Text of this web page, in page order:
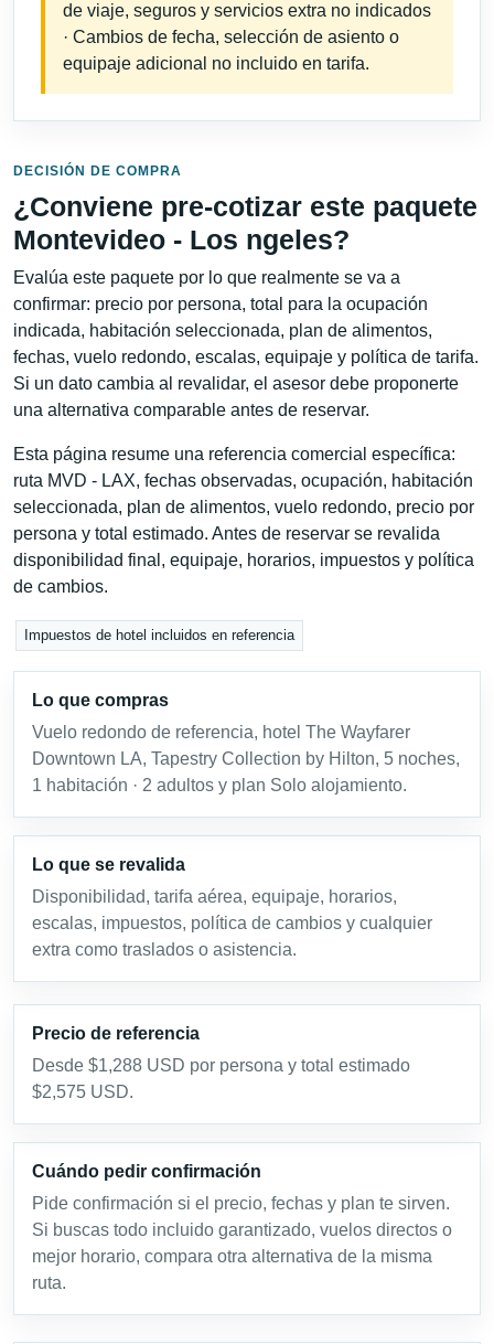
de viaje, seguros y servicios extra no indicados
· Cambios de fecha, selección de asiento o
equipaje adicional no incluido en tarifa.
DECISIÓN DE COMPRA
¿Conviene pre-cotizar este paquete
Montevideo - Los ngeles?
Evalúa este paquete por lo que realmente se va a
confirmar: precio por persona, total para la ocupación
indicada, habitación seleccionada, plan de alimentos,
fechas, vuelo redondo, escalas, equipaje y política de tarifa.
Si un dato cambia al revalidar, el asesor debe proponerte
una alternativa comparable antes de reservar.
Esta página resume una referencia comercial específica:
ruta MVD - LAX, fechas observadas, ocupación, habitación
seleccionada, plan de alimentos, vuelo redondo, precio por
persona y total estimado. Antes de reservar se revalida
disponibilidad final, equipaje, horarios, impuestos y política
de cambios.
Impuestos de hotel incluidos en referencia
Lo que compras
Vuelo redondo de referencia, hotel The Wayfarer
Downtown LA, Tapestry Collection by Hilton, 5 noches,
1 habitación · 2 adultos y plan Solo alojamiento.
Lo que se revalida
Disponibilidad, tarifa aérea, equipaje, horarios,
escalas, impuestos, política de cambios y cualquier
extra como traslados o asistencia.
Precio de referencia
Desde $1,288 USD por persona y total estimado
$2,575 USD.
Cuándo pedir confirmación
Pide confirmación si el precio, fechas y plan te sirven.
Si buscas todo incluido garantizado, vuelos directos o
mejor horario, compara otra alternativa de la misma
ruta.